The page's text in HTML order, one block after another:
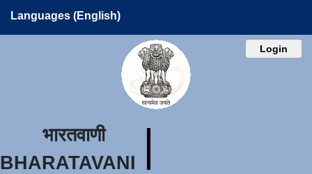
Languages (English)
Login
भारतवाणी
BHARATAVANI